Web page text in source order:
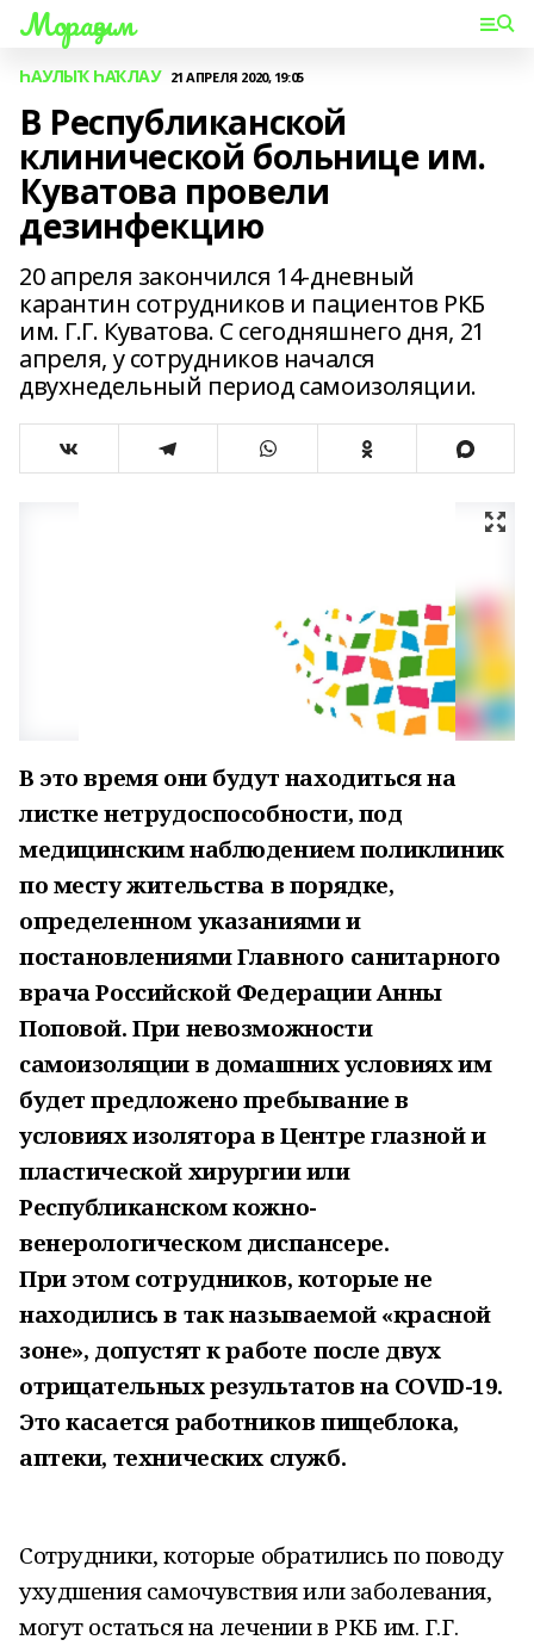
Мораҙым
ҺАУЛЫҠ ҺАҠЛАУ 21 АПРЕЛЯ 2020, 19:05
В Республиканской
клинической больнице им.
Куватова провели
дезинфекцию
20 апреля закончился 14-дневный
карантин сотрудников и пациентов РКБ
им. Г.Г. Куватова. С сегодняшнего дня, 21
апреля, у сотрудников начался
двухнедельный период самоизоляции.
В это время они будут находиться на
листке нетрудоспособности, под
медицинским наблюдением поликлиник
по месту жительства в порядке,
определенном указаниями и
постановлениями Главного санитарного
врача Российской Федерации Анны
Поповой. При невозможности
самоизоляции в домашних условиях им
будет предложено пребывание в
условиях изолятора в Центре глазной и
пластической хирургии или
Республиканском кожно-
венерологическом диспансере.
При этом сотрудников, которые не
находились в так называемой «красной
зоне», допустят к работе после двух
отрицательных результатов на COVID-19.
Это касается работников пищеблока,
аптеки, технических служб.
Сотрудники, которые обратились по поводу
ухудшения самочувствия или заболевания,
могут остаться на лечении в РКБ им. Г.Г.